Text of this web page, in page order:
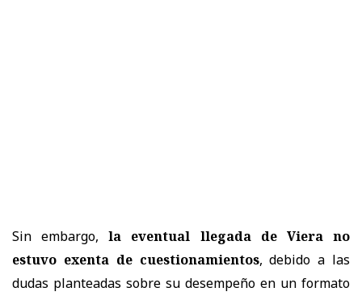
Sin embargo,la eventual llegada de Viera no
estuvo exenta de cuestionamientos, debido a las
dudas planteadas sobre su desempeño en un formato